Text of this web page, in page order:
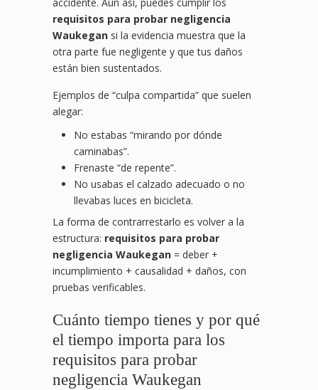
requisitos para probar negligencia
Waukegan si la evidencia muestra que la
otra parte fue negligente y que tus daños
están bien sustentados.
Ejemplos de “culpa compartida” que suelen
alegar:
No estabas “mirando por dónde
caminabas”.
Frenaste “de repente”.
No usabas el calzado adecuado o no
llevabas luces en bicicleta.
La forma de contrarrestarlo es volver a la
estructura: requisitos para probar
negligencia Waukegan = deber +
incumplimiento + causalidad + daños, con
pruebas verificables.
Cuánto tiempo tienes y por qué
el tiempo importa para los
requisitos para probar
negligencia Waukegan